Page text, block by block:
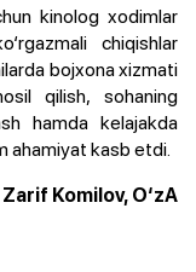
kinolog xodimlar
chiqishlar
bojxona xizmati
qilish, sohaning
hamda kelajakda
ahamiyat kasb etdi.
Zarif Komilov, O‘zA